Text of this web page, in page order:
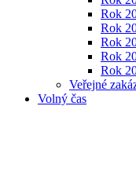
Rok
Rok
Rok
Rok
Rok
Veřejné
Volný čas